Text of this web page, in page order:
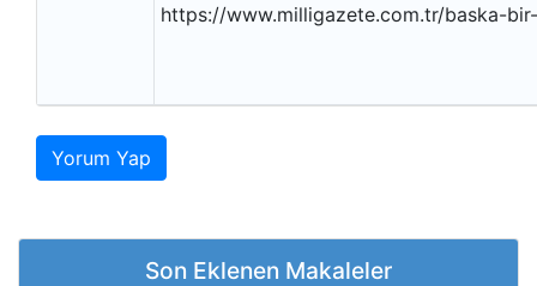
https://www.milligazete.com.tr/baska-
Yorum Yap
Son Eklenen Makaleler